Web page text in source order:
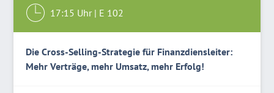
17:15 Uhr | E 102
Die Cross-Selling-Strategie für Finanzdiensleiter:
Mehr Verträge, mehr Umsatz, mehr Erfolg!